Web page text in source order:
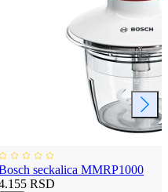
seckalica MMRP1000
RSD